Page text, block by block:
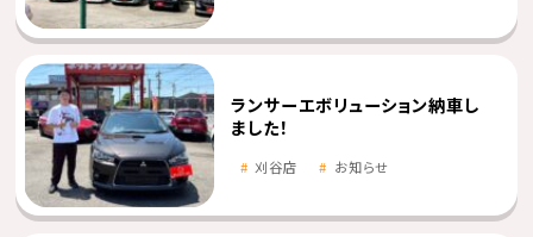
ランサーエボリューション納車し
ました！
刈谷店 お知らせ